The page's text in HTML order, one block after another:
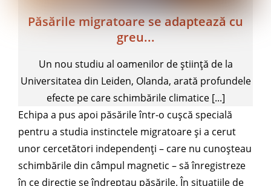
Păsările migratoare se adaptează cu
greu...
Un nou studiu al oamenilor de știință de la
Universitatea din Leiden, Olanda, arată profundele
efecte pe care schimbările climatice [...]
Echipa a pus apoi păsările într-o cușcă specială
pentru a studia instinctele migratoare și a cerut
unor cercetători independenți – care nu cunoșteau
schimbările din câmpul magnetic – să înregistreze
în ce direcție se îndreptau păsările. În situațiile de